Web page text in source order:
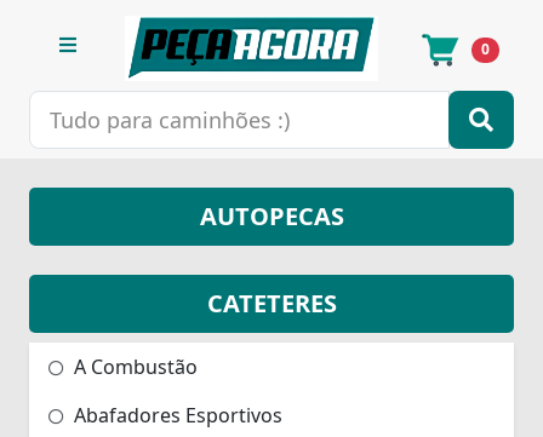
0
AUTOPECAS
CATETERES
A Combustão
Abafadores Esportivos